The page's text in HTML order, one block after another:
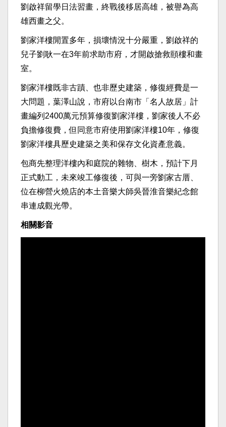
劉啟祥留學日法習畫，終戰後移居高雄，被譽為高
雄西畫之父。
劉家洋樓閒置多年，損壞情況十分嚴重，劉啟祥的
兒子劉耿一在3年前求助市府，才開啟搶救頤樓和畫
室。
劉家洋樓既非古蹟、也非歷史建築，修復經費是一
大問題，葉澤山說，市府以台南市「名人故居」計
畫編列2400萬元預算修復劉家洋樓，劉家後人不必
負擔修復費，但同意市府使用劉家洋樓10年，修復
劉家洋樓具歷史建築之美和保存文化資產意義。
包商先整理洋樓內和庭院的雜物、樹木，預計下月
正式動工，未來竣工修復後，可與一旁劉家古厝、
位在柳營火燒店的本土音樂大師吳晉淮音樂紀念館
串連成觀光帶。
相關影音